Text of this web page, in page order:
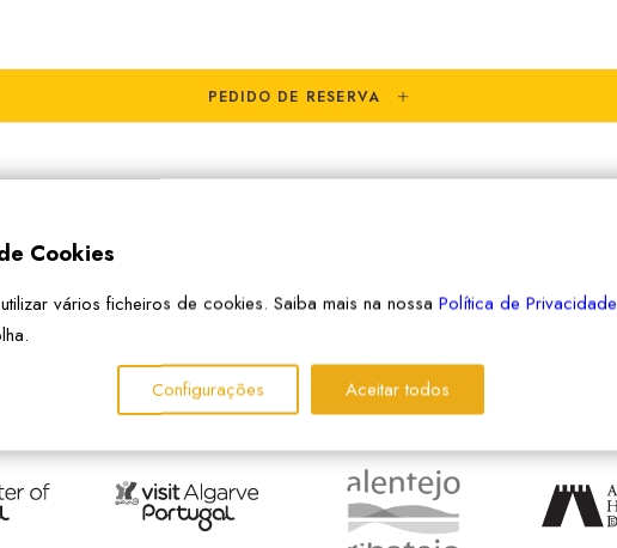
PEDIDO DE RESERVA
Cookies
vários ficheiros de cookies. Saiba mais na nossa Política de Privacidade
Configurações Aceitar todos